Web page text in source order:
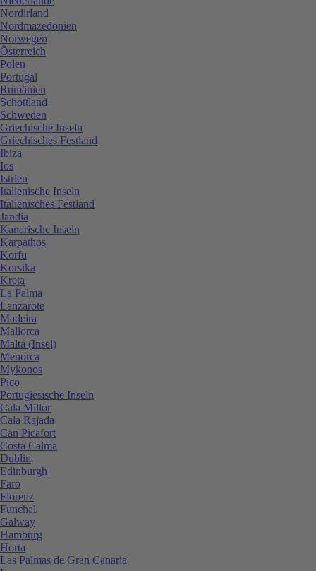
Nordirland
Nordmazedonien
Norwegen
Österreich
Polen
Portugal
Rumänien
Schottland
Schweden
Griechische Inseln
Griechisches Festland
Ibiza
Ios
Istrien
Italienische Inseln
Italienisches Festland
Jandia
Kanarische Inseln
Karpathos
Korfu
Korsika
Kreta
La Palma
Lanzarote
Madeira
Mallorca
Malta (Insel)
Menorca
Mykonos
Pico
Portugiesische Inseln
Cala Millor
Cala Rajada
Can Picafort
Costa Calma
Dublin
Edinburgh
Faro
Florenz
Funchal
Galway
Hamburg
Horta
Las Palmas de Gran Canaria